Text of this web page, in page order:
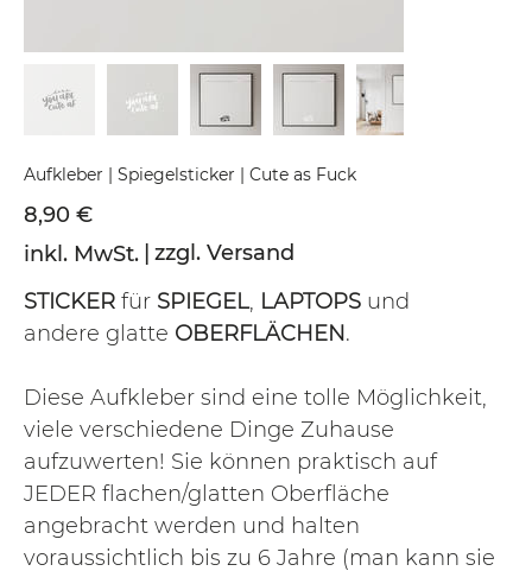
Aufkleber | Spiegelsticker | Cute as Fuck
Preis
8,90 €
inkl. MwSt. zzgl. Versand
STICKER für SPIEGEL, LAPTOPS und
andere glatte OBERFLÄCHEN.
Diese Aufkleber sind eine tolle Möglichkeit,
viele verschiedene Dinge Zuhause
aufzuwerten! Sie können praktisch auf
JEDER flachen/glatten Oberfläche
angebracht werden und halten
voraussichtlich bis zu 6 Jahre (man kann sie